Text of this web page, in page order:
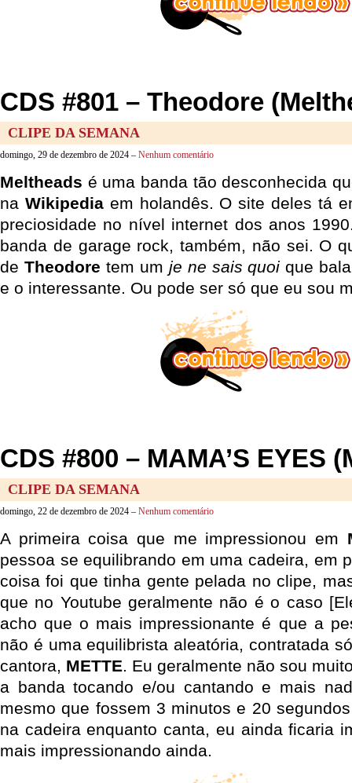
CDS #801 – Theodore
CLIPE DA SEMANA
domingo, 29 de dezembro de 2024 – Nenhum comentário
Meltheads é uma banda tão desconhecida
na Wikipediaem holandês. O site deles tá
preciosidade no nível internet dos anos
banda de garage rock, também, não sei. O
de Theodore tem um je ne sais quoi que
e o interessante. Ou pode ser só que eu sou
CDS #800 – MAMA’S EYES
CLIPE DA SEMANA
domingo, 22 de dezembro de 2024 – Nenhum comentário
A primeira coisa que me impressionou em
pessoa se equilibrando em uma cadeira, em
coisa foi que tinha gente pelada no clipe,
que no Youtube geralmente não é o caso
acho que o mais impressionante é que a
não é uma equilibrista aleatória, contratada
cantora, METTE. Eu geralmente não sou
a banda tocando e/ou cantando e mais
mesmo que fossem 3 minutos e 20
na cadeira enquanto canta, eu ainda ficaria
mais impressionando ainda.